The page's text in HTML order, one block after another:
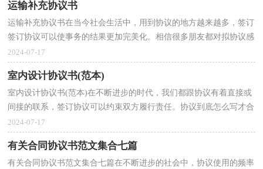
运输补充协议书
运输补充协议书在当今社会生活中，用到协议的地方越来越多，签订
签订协议可以使事务的结果更加完美化。相信很多朋友都对拟协议感
到非常苦恼吧，下面是小编为大家整理的运输补充协...
2024-07-17
室内设计协议书(范本)
室内设计协议书(范本)在不断进步的时代，我们都跟协议有着直接或
间接的联系，签订协议可以约束双方履行责任。协议到底怎么写才合
适呢？以下是小编为大家整理的室内设计协议书(范...
2024-07-17
有关合同协议书范文集合七篇
有关合同协议书范文集合七篇在不断进步的社会中，协议使用的频率